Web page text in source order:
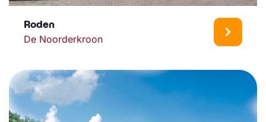
Roden
De Noorderkroon